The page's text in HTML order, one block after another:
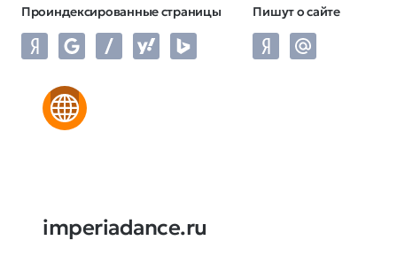
Проиндексированные страницы Пишут о сайте
imperiadance.ru